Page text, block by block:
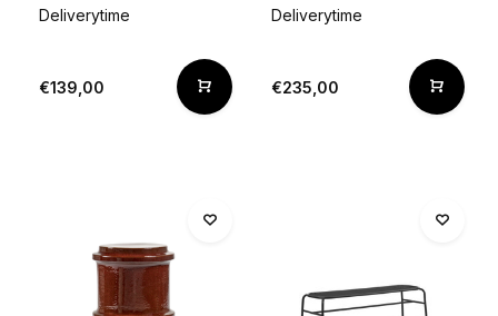
Deliverytime
€139,00
Deliverytime
€235,00